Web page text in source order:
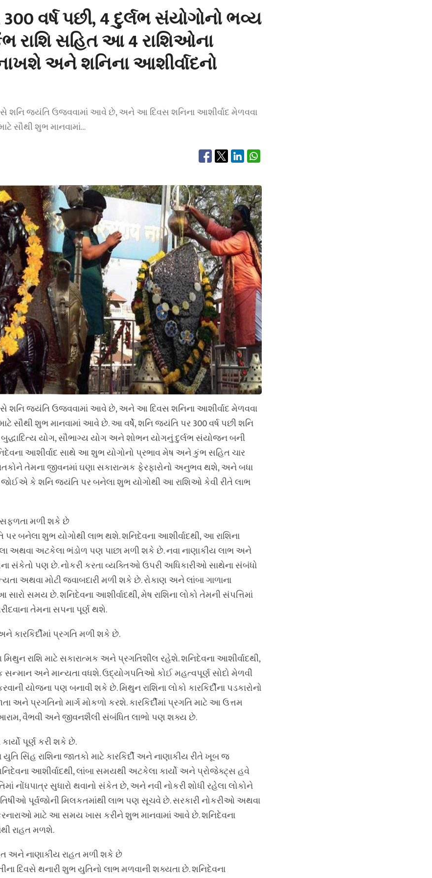
વર્ષ પછી, 4 દુર્લભ સંયોગોનો ભવ્ય
સહિત આ 4 રાશિઓના
અને શનિના આશીર્વાદનો
શનિ જયંતિ ઉજવવામાં આવે છે, અને આ દિવસ શનિના આશીર્વાદ મેળવવા
સૌથી શુભ માનવામાં…
શનિ જયંતિ ઉજવવામાં આવે છે, અને આ દિવસ શનિના આશીર્વાદ મેળવવા
સૌથી શુભ માનવામાં આવે છે. આ વર્ષે, શનિ જયંતિ પર 300 વર્ષ પછી શનિ
યોગ, સૌભાગ્ય યોગ અને શોભન યોગનું દુર્લભ સંયોજન બની
આશીર્વાદ સાથે આ શુભ યોગોનો પ્રભાવ મેષ અને કુંભ સહિત ચાર
તેમના જીવનમાં ઘણા સકારાત્મક ફેરફારોનો અનુભવ થશે, અને બધા
જોઈએ કે શનિ જયંતિ પર બનેલા શુભ યોગોથી આ રાશિઓ કેવી રીતે લાભ
સફળતા મળી શકે છે
પર બનેલા શુભ યોગોથી લાભ થશે. શનિદેવના આશીર્વાદથી, આ રાશિના
અથવા અટકેલા ભંડોળ પણ પાછા મળી શકે છે. નવા નાણાકીય લાભ અને
સંકેતો પણ છે. નોકરી કરતા વ્યક્તિઓ ઉપરી અધિકારીઓ સાથેના સંબંધો
અથવા મોટી જવાબદારી મળી શકે છે. રોકાણ અને લાંબા ગાળાના
સમય છે. શનિદેવના આશીર્વાદથી, મેષ રાશિના લોકો તેમની સંપત્તિમાં
તેમના સપના પૂર્ણ થશે.
કારકિર્દીમાં પ્રગતિ મળી શકે છે.
રાશિ માટે સકારાત્મક અને પ્રગતિશીલ રહેશે. શનિદેવના આશીર્વાદથી,
સન્માન અને માન્યતા વધશે. ઉદ્યોગપતિઓ કોઈ મહત્વપૂર્ણ સોદો મેળવી
યોજના પણ બનાવી શકે છે. મિથુન રાશિના લોકો કારકિર્દીના પડકારોનો
પ્રગતિનો માર્ગ મોકળો કરશે. કારકિર્દીમાં પ્રગતિ માટે આ ઉત્તમ
વૈભવી અને જીવનશૈલી સંબંધિત લાભો પણ શક્ય છે.
પૂર્ણ કરી શકે છે.
સિંહ રાશિના જાતકો માટે કારકિર્દી અને નાણાકીય રીતે ખૂબ જ
આશીર્વાદથી, લાંબા સમયથી અટકેલા કાર્યો અને પ્રોજેક્ટ્સ હવે
નોંધપાત્ર સુધારો થવાનો સંકેત છે, અને નવી નોકરી શોધી રહેલા લોકોને
પૂર્વજોની મિલકતમાંથી લાભ પણ સૂચવે છે. સરકારી નોકરીઓ અથવા
કરનારાઓ માટે આ સમય ખાસ કરીને શુભ માનવામાં આવે છે. શનિદેવના
રાહત મળશે.
અને નાણાકીય રાહત મળી શકે છે
દિવસે થનારી શુભ યુતિનો લાભ મળવાની શક્યતા છે. શનિદેવના